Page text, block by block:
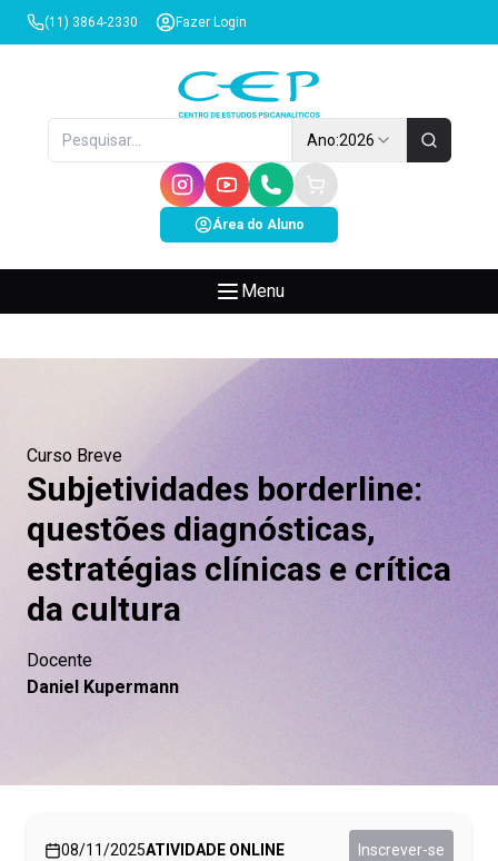
(11) 3864-2330 Fazer Login
Ano:2026
Área do Aluno
Menu
Curso Breve
Subjetividades borderline:
questões diagnósticas,
estratégias clínicas e crítica
da cultura
Docente
Daniel Kupermann
08/11/2025ATIVIDADE ONLINE Inscrever-se